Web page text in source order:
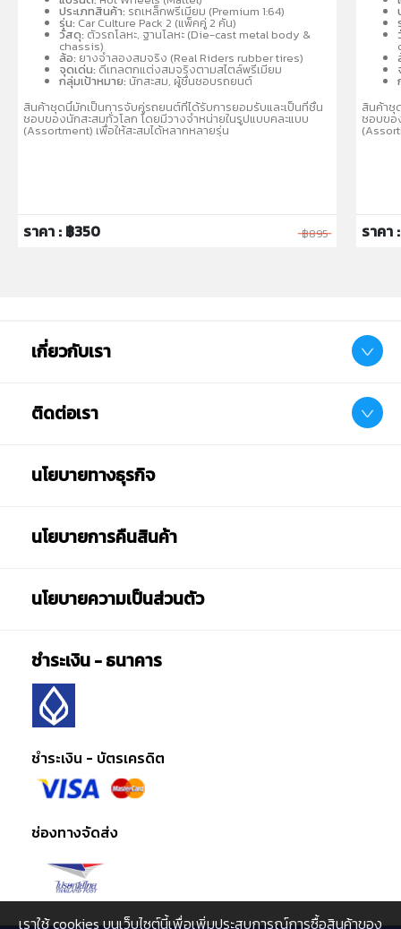
ห้ามแยกชิ้นส่วนออกจากกัน ชิ้นส่วนมีขนาดเล็ก เด็กควรใช้
งานในการดูแลของผู้ปกครอง หรือผู้เชี่ยวชาญ ไม่นำเข้าจมูก
และขว้างปา
สะสมอายุ 3 ปีขึ้นไป
ประเภทสินค้า: รถเหล็กพรีเมียม (Premium 1:64)
รุ่น: Car Culture Pack 2 (แพ็คคู่ 2 คัน)
วัสดุ: ตัวรถโลหะ, ฐานโลหะ (Die-cast metal body &
chassis)
ล้อ: ยางจำลองสมจริง (Real Riders rubber tires)
จุดเด่น: ดีเทลตกแต่งสมจริงตามสไตล์พรีเมียม
กลุ่มเป้าหมาย: นักสะสม, ผู้ชื่นชอบรถยนต์
สินค้าชุดนี้มักเป็นการจับคู่รถยนต์ที่ได้รับการยอมรับและเป็นที่ชื่น
ชอบของนักสะสมทั่วโลก โดยมีวางจำหน่ายในรูปแบบคละแบบ
(Assortment) เพื่อให้สะสมได้หลากหลายรุ่น
ราคา : ฿350 ฿895
สะสม
สินค้าชุ
ชอบขอ
ราคา
เกี่ยวกับเรา
ติดต่อเรา
นโยบายทางธุรกิจ
นโยบายการคืนสินค้า
นโยบายความเป็นส่วนตัว
ชำระเงิน - ธนาคาร
ชำระเงิน - บัตรเครดิต
ช่องทางจัดส่ง
เราใช้ cookies บนเว็บไซต์นี้เพื่อเพิ่มประสบการณ์การซื้อสินค้าของ